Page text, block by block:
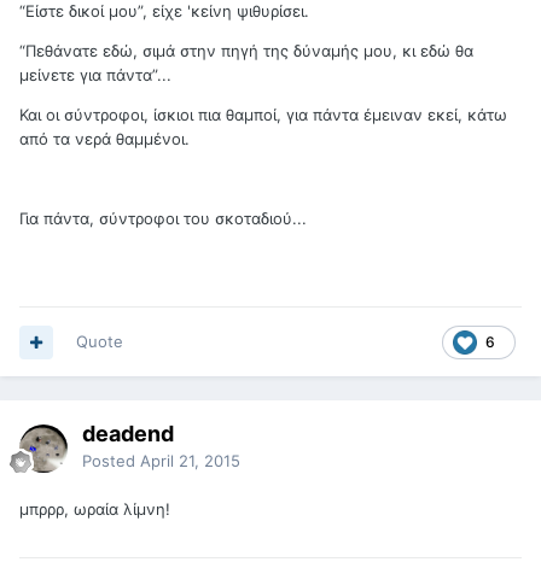
“Είστε δικοί μου”, είχε 'κείνη ψιθυρίσει.
“Πεθάνατε εδώ, σιμά στην πηγή της δύναμής μου, κι εδώ θα
μείνετε για πάντα”...
Και οι σύντροφοι, ίσκιοι πια θαμποί, για πάντα έμειναν εκεί, κάτω
από τα νερά θαμμένοι.
Για πάντα, σύντροφοι του σκοταδιού...
6
Quote
deadend
Posted April 21, 2015
μπρρρ, ωραία λίμνη!